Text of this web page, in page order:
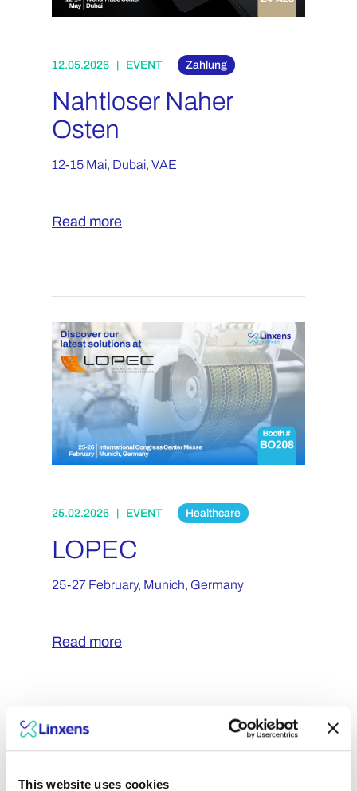
This website uses cookies
12.05.2026 | EVENT Zahlung
Nahtloser Naher
Osten
12-15 Mai, Dubai, VAE
Read more
25.02.2026 | EVENT Healthcare
LOPEC
25-27 February, Munich, Germany
Read more